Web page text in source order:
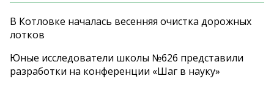
В Котловке началась весенняя очистка дорожных
лотков
Юные исследователи школы №626 представили
разработки на конференции «Шаг в науку»